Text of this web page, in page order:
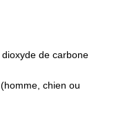
de carbone
chien ou